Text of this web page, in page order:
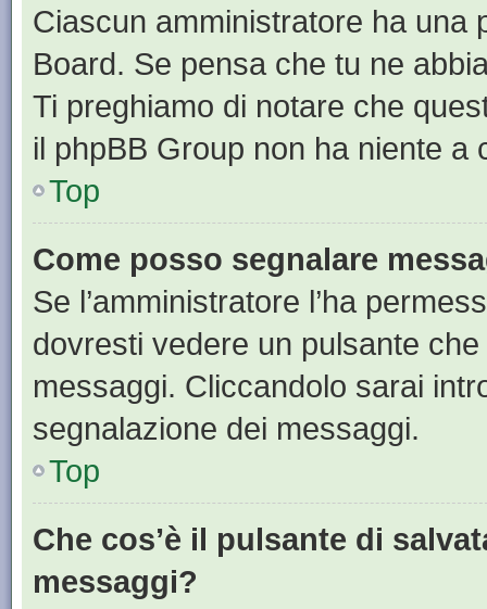
Ciascun amministratore ha una
Board. Se pensa che tu ne
Ti preghiamo di notare che
il phpBB Group non ha niente a
Top
Come posso segnalare
Se l’amministratore l’ha
dovresti vedere un pulsante
messaggi. Cliccandolo sarai
segnalazione dei messaggi.
Top
Che cos’è il pulsante di
messaggi?